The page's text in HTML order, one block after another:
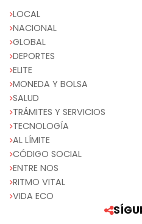
LOCAL
NACIONAL
GLOBAL
DEPORTES
ELITE
MONEDA Y BOLSA
SALUD
TRÁMITES Y SERVICIOS
TECNOLOGÍA
AL LÍMITE
CÓDIGO SOCIAL
ENTRE NOS
RITMO VITAL
VIDA ECO